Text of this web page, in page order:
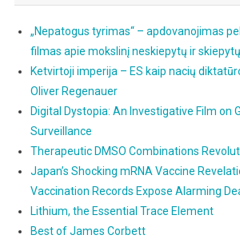
„Nepatogus tyrimas“ – apdovanojimas
filmas apie mokslinį neskiepytų ir
Ketvirtoji imperija – ES kaip nacių
Oliver Regenauer
Digital Dystopia: An Investigative Film on
Surveillance
Therapeutic DMSO Combinations
Japan’s Shocking mRNA Vaccine
Vaccination Records Expose Alarming
Lithium, the Essential Trace Element
Best of James Corbett